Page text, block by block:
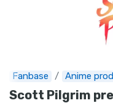
Fanbase Anime
Scott Pilgrim
Najnowsze
Oferty specjalne
Przedsprzedaż